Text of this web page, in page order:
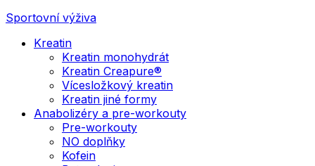
Sportovní výživa
Kreatin
Kreatin monohydrát
Kreatin Creapure®
Vícesložkový kreatin
Kreatin jiné formy
Anabolizéry a pre-workouty
Pre-workouty
NO doplňky
Kofein